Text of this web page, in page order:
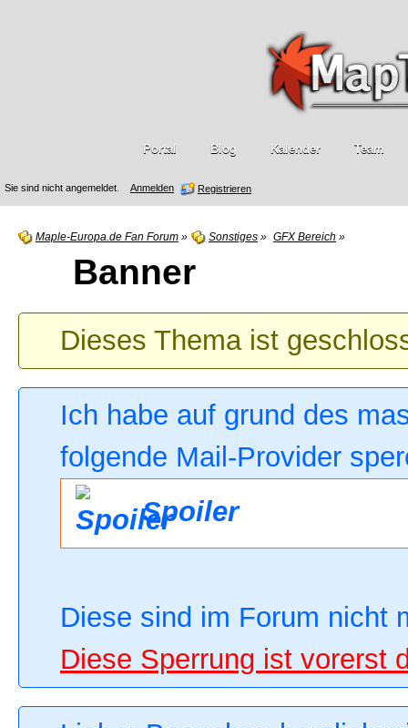
Sie sind nicht angemeldet. Anmelden Registrieren
Portal Blog Kalender Team
Maple-Europa.de Fan Forum » Sonstiges » GFX Bereich »
Banner
Dieses Thema ist
Ich habe auf grund des
folgende Mail-Provider
Spoiler
Diese sind im Forum nicht
Diese Sperrung ist vorerst